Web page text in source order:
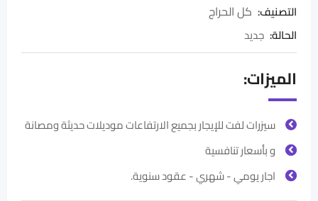
التصنيف: كل الحراج
الحالة: جديد
الميزات:
سيزرات لفت للإيجار بجميع الارتفاعات موديلات حديثة ومصانة
و بأسعار تنافسية
اجار يومي - شهري - عقود سنوية.